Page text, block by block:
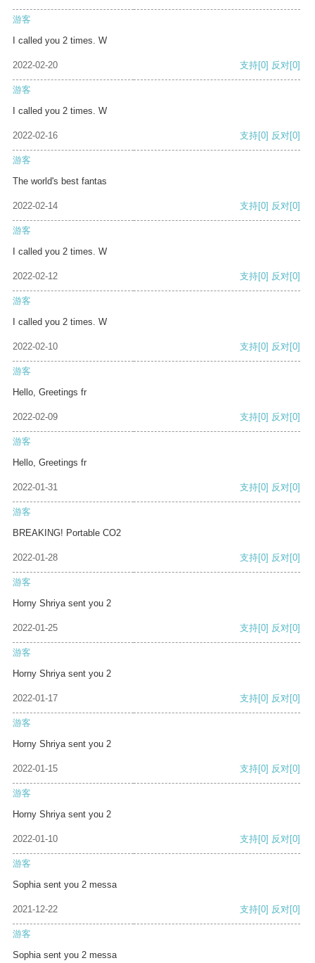
游客
I called you 2 times. W
2022-02-20 支持[0] 反对[0]
游客
I called you 2 times. W
2022-02-16 支持[0] 反对[0]
游客
The world's best fantas
2022-02-14 支持[0] 反对[0]
游客
I called you 2 times. W
2022-02-12 支持[0] 反对[0]
游客
I called you 2 times. W
2022-02-10 支持[0] 反对[0]
游客
Hello, Greetings fr
2022-02-09 支持[0] 反对[0]
游客
Hello, Greetings fr
2022-01-31 支持[0] 反对[0]
游客
BREAKING! Portable CO2
2022-01-28 支持[0] 反对[0]
游客
Horny Shriya sent you 2
2022-01-25 支持[0] 反对[0]
游客
Horny Shriya sent you 2
2022-01-17 支持[0] 反对[0]
游客
Horny Shriya sent you 2
2022-01-15 支持[0] 反对[0]
游客
Horny Shriya sent you 2
2022-01-10 支持[0] 反对[0]
游客
Sophia sent you 2 messa
2021-12-22 支持[0] 反对[0]
游客
Sophia sent you 2 messa